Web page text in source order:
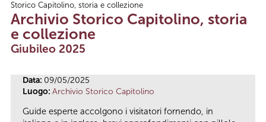
Tu sei qui
Storico Capitolino, storia e collezione
Archivio Storico Capitolino, storia
e collezione
Giubileo 2025
Data: 09/05/2025
Luogo: Archivio Storico Capitolino
Guide esperte accolgono i visitatori fornendo, in